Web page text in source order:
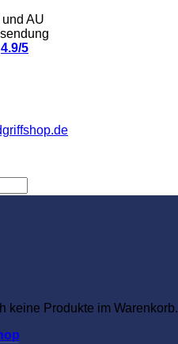
AU
4.9/5
keine Produkte im Warenkorb.